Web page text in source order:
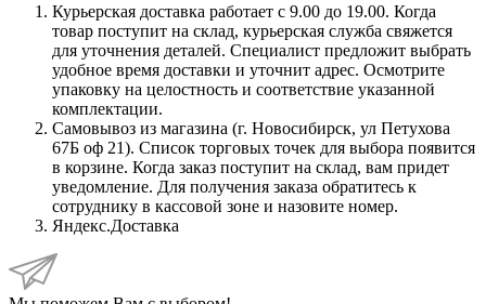
Курьерская доставка работает с 9.00 до 19.00. Когда
товар поступит на склад, курьерская служба свяжется
для уточнения деталей. Специалист предложит выбрать
удобное время доставки и уточнит адрес. Осмотрите
упаковку на целостность и соответствие указанной
комплектации.
Самовывоз из магазина (г. Новосибирск, ул Петухова
67Б оф 21). Список торговых точек для выбора появится
в корзине. Когда заказ поступит на склад, вам придет
уведомление. Для получения заказа обратитесь к
сотруднику в кассовой зоне и назовите номер.
Яндекс.Доставка